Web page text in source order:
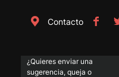
Contacto
¿Quieres enviar una
sugerencia, queja o